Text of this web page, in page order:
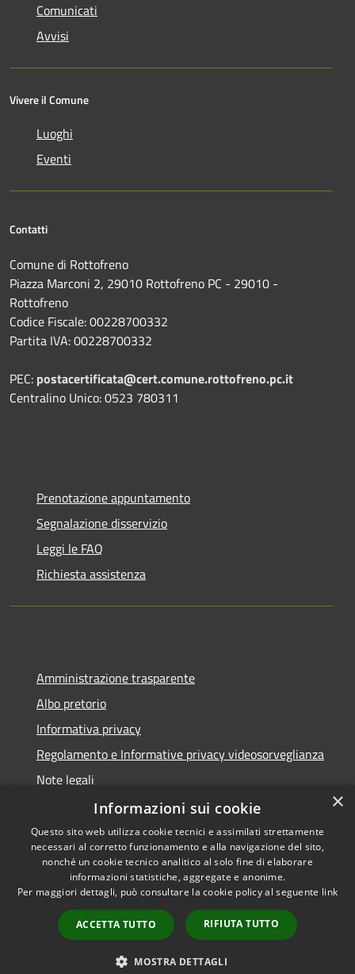
Comunicati
Avvisi
Vivere il Comune
Luoghi
Eventi
Contatti
Comune di Rottofreno
Piazza Marconi 2, 29010 Rottofreno PC - 29010 -
Rottofreno
Codice Fiscale: 00228700332
Partita IVA: 00228700332
PEC: postacertificata@cert.comune.rottofreno.pc.it
Centralino Unico: 0523 780311
Prenotazione appuntamento
Segnalazione disservizio
Leggi le FAQ
Richiesta assistenza
Amministrazione trasparente
Albo pretorio
Informativa privacy
Regolamento e Informative privacy videosorveglianza
Note legali
Dichiarazione di accessibilità
RSS
Accessibilità
Copyright © 2026 • Comune di
Municipium•
Accesso
redazione
×
Informazioni sui cookie
Questo sito web utilizza cookie tecnici e assimilati strettamente
necessari al corretto funzionamento e alla navigazione del sito,
nonché un cookie tecnico analitico al solo fine di elaborare
informazioni statistiche, aggregate e anonime.
Per maggiori dettagli, può consultare la cookie policy al seguente link
ACCETTA TUTTO RIFIUTA TUTTO
MOSTRA DETTAGLI